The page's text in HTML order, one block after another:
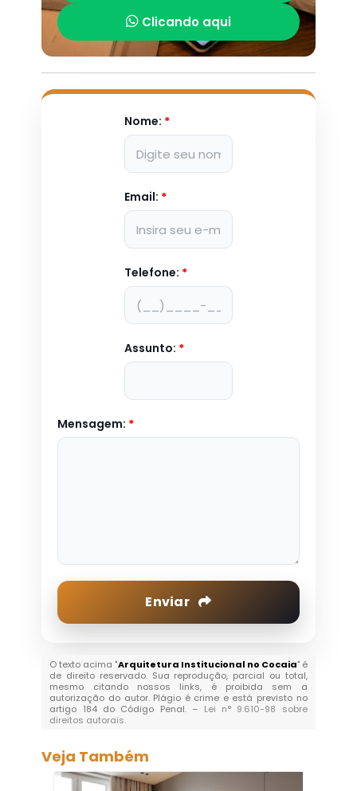
Clicando aqui
Nome: *
Email: *
Telefone: *
Assunto: *
Mensagem: *
Enviar
O texto acima "Arquitetura Institucional no Cocaia" é
de direito reservado. Sua reprodução, parcial ou total,
mesmo citando nossos links, é proibida sem a
autorização do autor. Plágio é crime e está previsto no
artigo 184 do Código Penal. – Lei n° 9.610-98 sobre
direitos autorais.
Veja Também